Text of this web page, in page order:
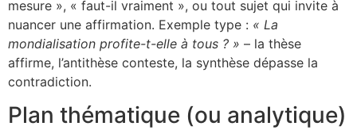
mesure », « faut-il vraiment », ou tout sujet qui invite à
nuancer une affirmation. Exemple type : « La
mondialisation profite-t-elle à tous ? » – la thèse
affirme, l’antithèse conteste, la synthèse dépasse la
contradiction.
Plan thématique (ou analytique)